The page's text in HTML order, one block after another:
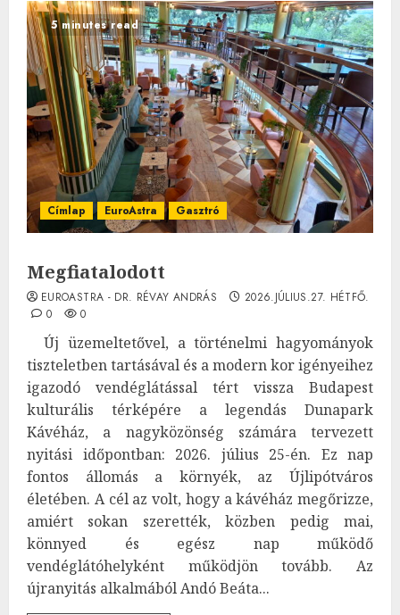
5 minutes read
Címlap EuroAstra Gasztró
Megfiatalodott
EUROASTRA - DR. RÉVAY ANDRÁS
2026.JÚLIUS.27. HÉTFŐ.
0
0
Új üzemeltetővel, a történelmi hagyományok
tiszteletben tartásával és a modern kor igényeihez
igazodó vendéglátással tért vissza Budapest
kulturális térképére a legendás Dunapark
Kávéház, a nagyközönség számára tervezett
nyitási időpontban: 2026. július 25-én. Ez nap
fontos állomás a környék, az Újlipótváros
életében. A cél az volt, hogy a kávéház megőrizze,
amiért sokan szerették, közben pedig mai,
könnyed és egész nap működő
vendéglátóhelyként működjön tovább. Az
újranyitás alkalmából Andó Beáta...